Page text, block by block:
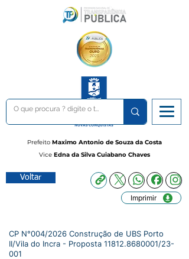
Prefeito Maximo Antonio de Souza da Costa
Vice Edna da Silva Cuiabano Chaves
Voltar
Imprimir
CP N°004/2026 Construção de UBS Porto
II/Vila do Incra - Proposta 11812.8680001/23-
001